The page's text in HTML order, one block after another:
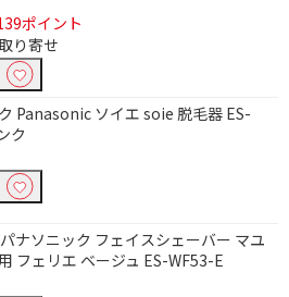
ポイント
り寄せ
Panasonic ソイエ soie 脱毛器 ES-
ク
ナソニック フェイスシェーバー マユ
フェリエ ベージュ ES-WF53-E